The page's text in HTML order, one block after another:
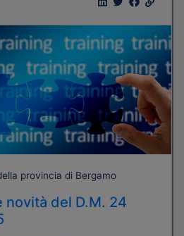
provincia di Bergamo
novità del D.M. 24